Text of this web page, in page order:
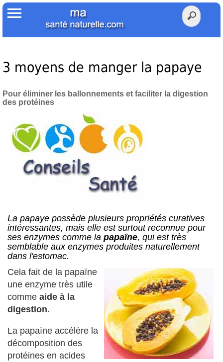
Accueil
Votre Santé
Tests
Membres Amis
3 moyens de manger la papaye
Pour éliminer les ballonnements et faciliter la digestion
des protéines
La papaye possède plusieurs propriétés curatives
intéressantes, mais elle est surtout reconnue pour
ses enzymes comme la papaïne, qui est très
semblable aux enzymes produites naturellement
dans l'estomac.
Cela fait de la papaïne
une enzyme très utile
comme aide à la
digestion.
La papaïne accélère la
décomposition des
protéines en acides